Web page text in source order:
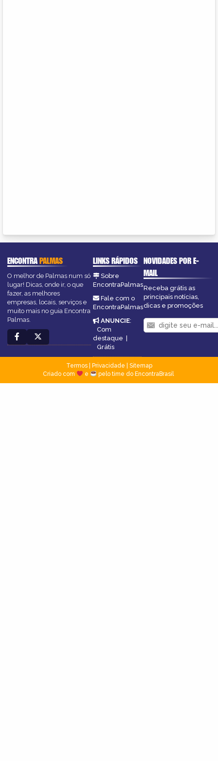
ENCONTRAPALMAS
O melhor de Palmas num só
lugar! Dicas, onde ir, o que
fazer, as melhores
empresas, locais, serviços e
muito mais no guia Encontra
Palmas.
LINKS RÁPIDOS
Sobre
EncontraPalmas
Fale com o
EncontraPalmas
ANUNCIE:
Com
destaque |
Grátis
NOVIDADES POR E-
MAIL
Receba grátis as
principais notícias,
dicas e promoções
Termos| Privacidade
Sitemap
Criado com
e pelo time do EncontraBrasil